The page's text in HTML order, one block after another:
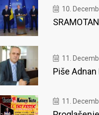
10.
11.
Piše
11.